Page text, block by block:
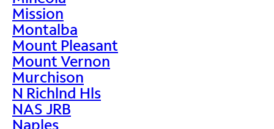
Mission
Montalba
Mount Pleasant
Mount Vernon
Murchison
N Richlnd Hls
NAS JRB
Naples